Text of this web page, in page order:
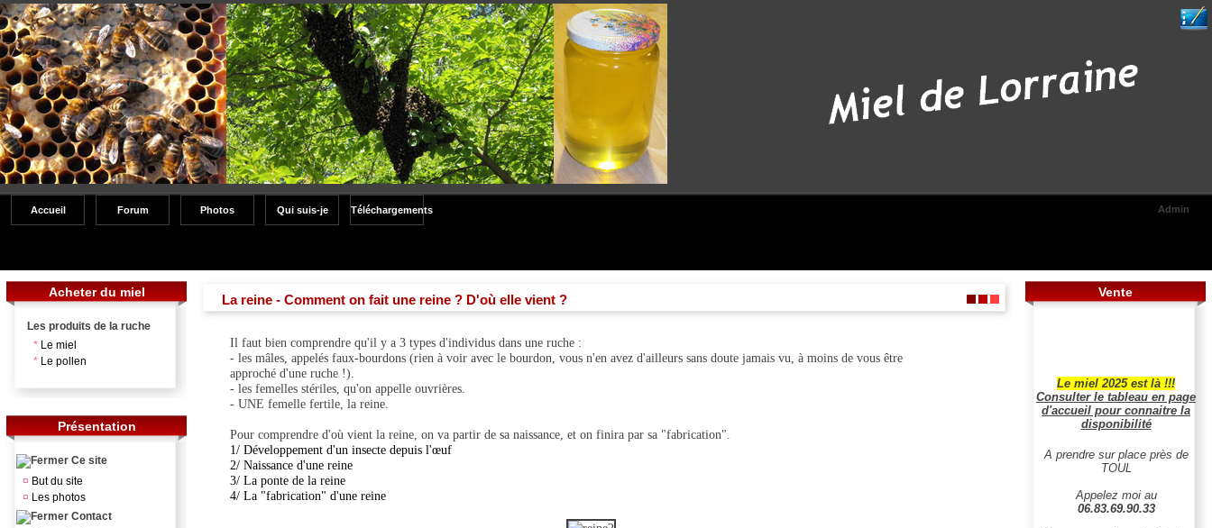
Admin
Accueil Forum Photos Qui suis-je Téléchargements
Acheter du miel
Les produits de la ruche
* Le miel
* Le pollen
Présentation
Ce site
¤ But du site
¤ Les photos
Contact
La reine - Comment on fait une reine ? D'où elle vient ?
Il faut bien comprendre qu'il y a 3 types d'individus dans une ruche :
- les mâles, appelés faux-bourdons (rien à voir avec le bourdon, vous n'en avez d'ailleurs sans doute jamais vu, à moins de vous être
approché d'une ruche !).
- les femelles stériles, qu'on appelle ouvrières.
- UNE femelle fertile, la reine.
Pour comprendre d'où vient la reine, on va partir de sa naissance, et on finira par sa "fabrication".
1/ Développement d'un insecte depuis l'œuf
2/ Naissance d'une reine
3/ La ponte de la reine
4/ La "fabrication" d'une reine
Vente
Le miel 2025 est là !!!
Consulter le tableau en page
d'accueil pour connaitre la
disponibilité
A prendre sur place près de
TOUL
Appelez moi au
06.83.69.90.33